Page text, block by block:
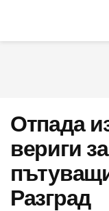
Отпада
вериги
Разград